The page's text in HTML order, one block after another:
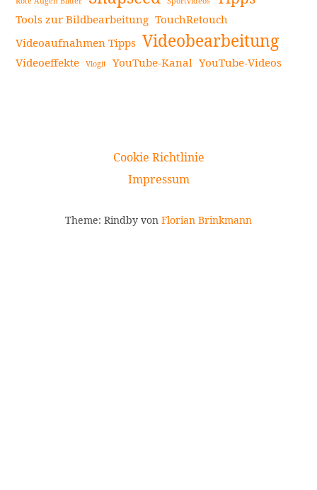
Tools zur Bildbearbeitung TouchRetouch
Videoaufnahmen Tipps Videobearbeitung
Videoeffekte Vlogit YouTube-Kanal YouTube-Videos
Cookie Richtlinie
Impressum
Theme: Rindby von Florian Brinkmann